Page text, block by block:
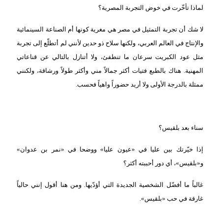
لماذا تأخّرت في خوض التجربة المصرية؟
لا شك أن تجربة التمثيل في مصر هي مغرية كونها أم الصناعة السينمائية
والإنتاج في العالم العربي، ولكنها سلاح ذو حدين لأنني لم أتطلّع إلى تجربة
مثل عود الكبريت سرعان ما تنطفئ، ولا أتنازل بالتالي عن قناعاتي
المهنية. هناك بالطبع فتيات أكثر جمالاً مني وأكثر طولاً ورشاقة، ولكنني
ممثلة بالدرجة الأولى ولا أريد حضوراً واهياً فحسب.
سناء بعد بلقيس؟
إذا خيّرتك بين عليا في «عيون عليا» ووضحا في «نمر بن عدوان»
و«بلقيس»، أي دور أحببته أكثر؟
غالباً ما أفضّل الشخصية الجديدة التي أؤدّيها. ومن هنا أقول إنني حالياً
غارقة في حب «بلقيس».